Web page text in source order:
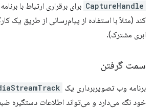
CaptureHandle برای برقراری ارتباط با
کند (مثلاً با استفاده از پیام‌رسانی از طریق یک
ابری مشترک).
سمت گرفتن
برنامه وب تصویربرداری یک
خود نگه می‌دارد و می‌تواند اطلاعات دستگیره